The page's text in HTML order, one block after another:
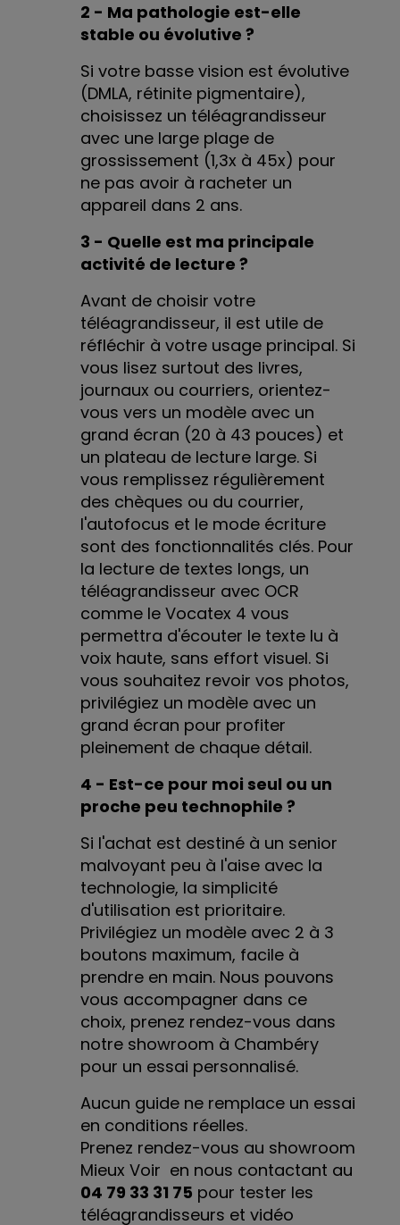
2 - Ma pathologie est-elle
stable ou évolutive ?
Si votre basse vision est évolutive
(DMLA, rétinite pigmentaire),
choisissez un téléagrandisseur
avec une large plage de
grossissement (1,3x à 45x) pour
ne pas avoir à racheter un
appareil dans 2 ans.
3 - Quelle est ma principale
activité de lecture ?
Avant de choisir votre
téléagrandisseur, il est utile de
réfléchir à votre usage principal. Si
vous lisez surtout des livres,
journaux ou courriers, orientez-
vous vers un modèle avec un
grand écran (20 à 43 pouces) et
un plateau de lecture large. Si
vous remplissez régulièrement
des chèques ou du courrier,
l'autofocus et le mode écriture
sont des fonctionnalités clés. Pour
la lecture de textes longs, un
téléagrandisseur avec OCR
comme le Vocatex 4 vous
permettra d'écouter le texte lu à
voix haute, sans effort visuel. Si
vous souhaitez revoir vos photos,
privilégiez un modèle avec un
grand écran pour profiter
pleinement de chaque détail.
4 - Est-ce pour moi seul ou un
proche peu technophile ?
Si l'achat est destiné à un senior
malvoyant peu à l'aise avec la
technologie, la simplicité
d'utilisation est prioritaire.
Privilégiez un modèle avec 2 à 3
boutons maximum, facile à
prendre en main. Nous pouvons
vous accompagner dans ce
choix, prenez rendez-vous dans
notre showroom à Chambéry
pour un essai personnalisé.
Aucun guide ne remplace un essai
en conditions réelles.
Prenez rendez-vous au showroom
Mieux Voir en nous contactant au
04 79 33 31 75 pour tester les
téléagrandisseurs et vidéo